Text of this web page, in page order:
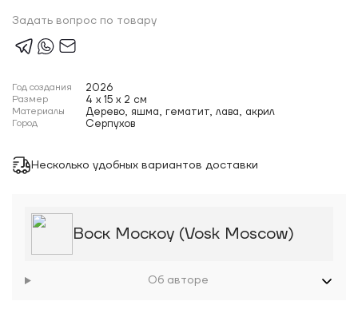
Задать вопрос по товару
Год создания 2026
Размер 4 x 15 x 2 см
Материалы Дерево, яшма, гематит, лава, акрил
Город Серпухов
Несколько удобных вариантов доставки
Воск Москоу (Vosk Moscow)
Об авторе